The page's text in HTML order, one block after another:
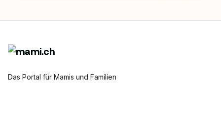
Das Portal für Mamis und Familien